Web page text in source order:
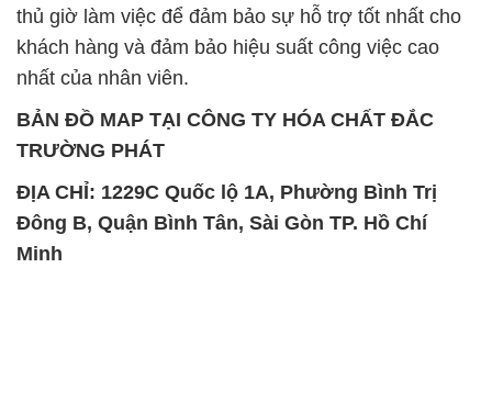
thủ giờ làm việc để đảm bảo sự hỗ trợ tốt nhất cho
khách hàng và đảm bảo hiệu suất công việc cao
nhất của nhân viên.
BẢN ĐỒ MAP TẠI CÔNG TY HÓA CHẤT ĐẮC
TRƯỜNG PHÁT
ĐỊA CHỈ: 1229C Quốc lộ 1A, Phường Bình Trị
Đông B, Quận Bình Tân, Sài Gòn TP. Hồ Chí
Minh